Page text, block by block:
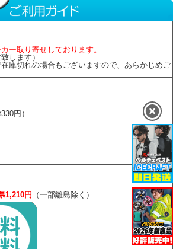
カー取り寄せしております。
します）
庫切れの場合もございますので、あらかじめご
円）
1,210円 （一部離島除く）